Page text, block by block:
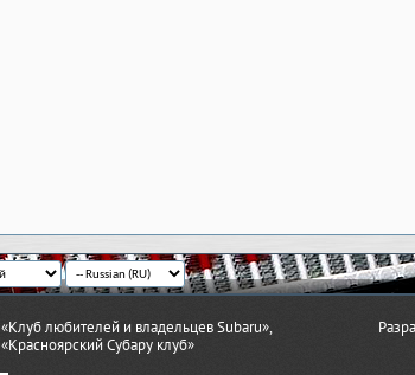
«Клуб любителей и владельцев Subaru»,
«Красноярский Субару клуб»